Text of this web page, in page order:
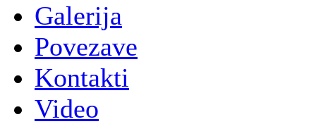
Galerija
Povezave
Kontakti
Video